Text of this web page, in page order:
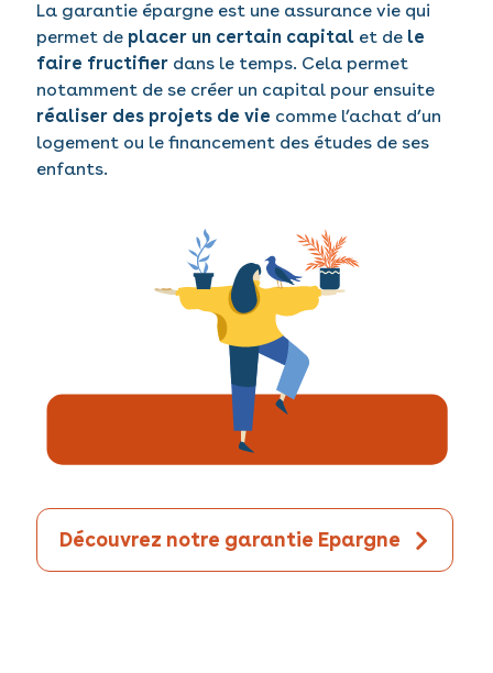
La garantie épargne est une assurance vie qui
permet de placer un certain capital et de le
faire fructifier dans le temps. Cela permet
notamment de se créer un capital pour ensuite
réaliser des projets de vie comme l’achat d’un
logement ou le financement des études de ses
enfants.
Découvrez notre garantie Epargne